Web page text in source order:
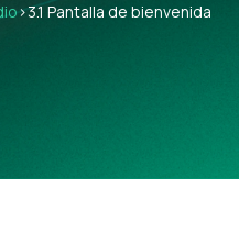
›3.1 Pantalla de bienvenida